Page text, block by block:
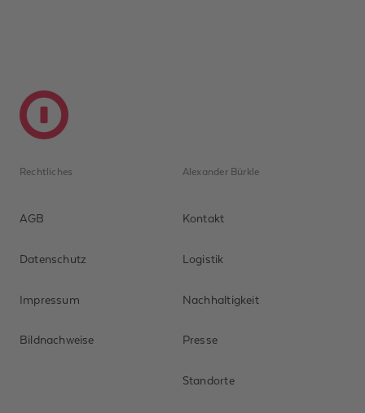
Rechtliches
AGB
Datenschutz
Impressum
Bildnachweise
Alexander Bürkle
Kontakt
Logistik
Nachhaltigkeit
Presse
Standorte